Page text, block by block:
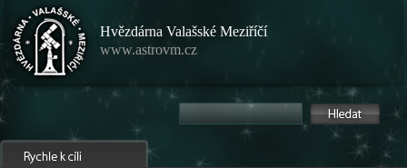
Hvězdárna Valašské Meziříčí
www.astrovm.cz